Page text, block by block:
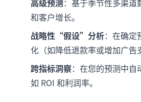
高级预测：基于季节性多渠
和客户增长。
战略性“假设”分析：在确定
化（如降低退款率或增加广告
跨指标洞察：在您的预测中自
如 ROI 和利润率。